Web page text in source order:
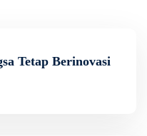
Tetap Berinovasi